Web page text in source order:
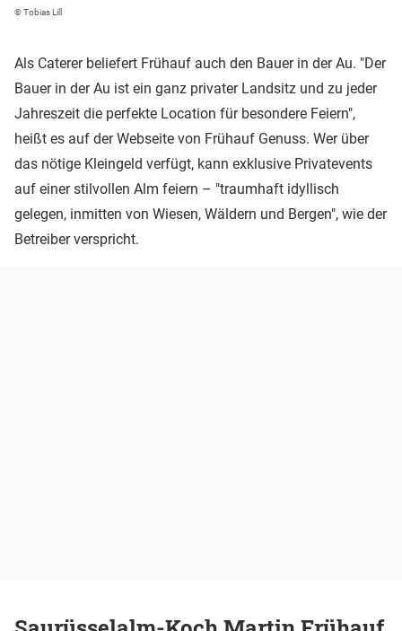
© Tobias Lill
Als Caterer beliefert Frühauf auch den Bauer in der Au. "Der
Bauer in der Au ist ein ganz privater Landsitz und zu jeder
Jahreszeit die perfekte Location für besondere Feiern",
heißt es auf der Webseite von Frühauf Genuss. Wer über
das nötige Kleingeld verfügt, kann exklusive Privatevents
auf einer stilvollen Alm feiern – "traumhaft idyllisch
gelegen, inmitten von Wiesen, Wäldern und Bergen", wie der
Betreiber verspricht.